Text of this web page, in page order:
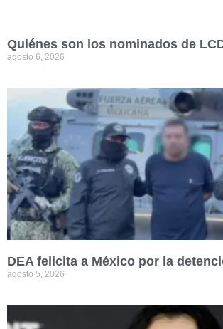
Quiénes son los nominados de
agosto 6, 2026
DEA felicita a México por la
agosto 5, 2026